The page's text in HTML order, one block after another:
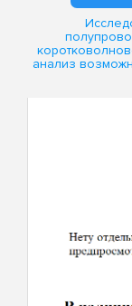
анализ